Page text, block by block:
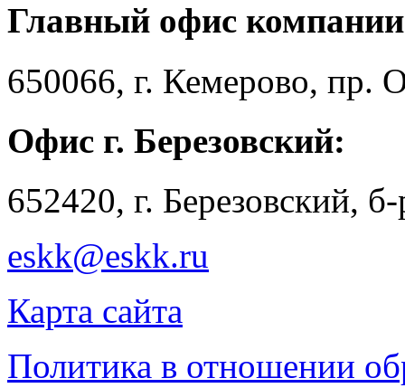
Главный офис
650066, г. Кемерово, пр.
Офис г. Березовский:
652420, г. Березовский,
eskk@eskk.ru
Карта сайта
Политика в отношении